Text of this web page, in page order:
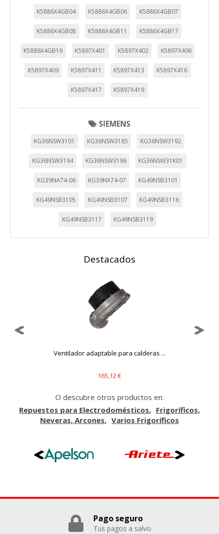
K5886X4GB04 K5886X4GB06 K5886X4GB07
K5886X4GB08 K5886X4GB11 K5886X4GB17
K5886X4GB19 K5897X401 K5897X402 K5897X406
K5897X409 K5897X411 K5897X413 K5897X416
K5897X417 K5897X419
SIEMENS
KG36NSW3101 KG36NSW3185 KG36NSW3192
KG36NSW3194 KG36NSW3196 KG36NSW31K01
KG39NA74-06 KG39NX74-07 KG49NSB3101
KG49NSB3105 KG49NSB3107 KG49NSB3116
KG49NSB3117 KG49NSB3119
Destacados
Ventilador adaptable para calderas ...
165,12 €
O descubre otros productos en:
Repuestos para Electrodomésticos
Frigoríficos,
Neveras, Arcones
Varios Frigoríficos
Pago seguro
Tus pagos a salvo
GUARDAR CONFIGURACIÓN
Puedes volver a configurar tus cookies desde la sección
"Configuración de cookies" al pie de la página. También puedes